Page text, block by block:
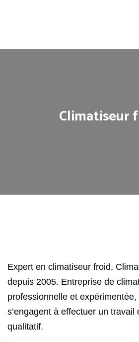
Climatiseur
Expert en climatiseur froid,
depuis 2005. Entreprise de
professionnelle et
s’engagent à effectuer un travail
qualitatif.